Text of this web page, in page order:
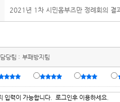
2021년 1차 시민옴부즈만 정례회의 결
담당팀 : 부패방지팀